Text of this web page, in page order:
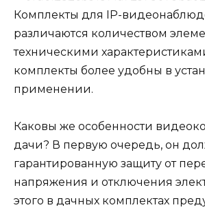
Комплекты для IP-
различаются количеством
техническими
комплекты более удобны в
применении.
Каковы же особенности
дачи? В первую очередь, он
гарантированную защиту от
напряжения и отключения
этого в дачных комплектах